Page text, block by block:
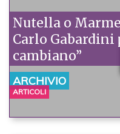
Nutella o
Carlo Gabardini
cambiano”
ARCHIVIO
ARTICOLI